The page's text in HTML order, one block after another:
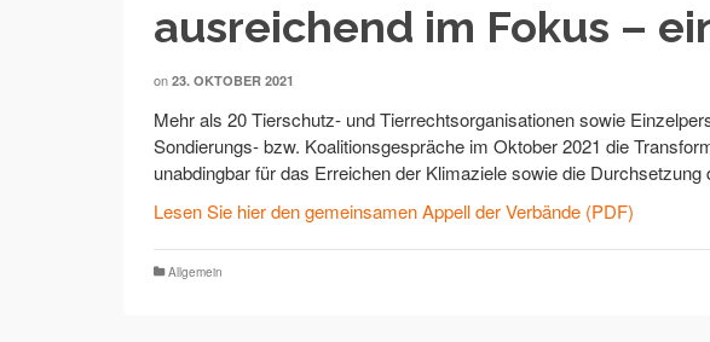
ausreichend im Fokus –
on 23. OKTOBER 2021
Mehr als 20 Tierschutz- und Tierrechtsorganisationen sowie
Sondierungs- bzw. Koalitionsgespräche im Oktober 2021 die
unabdingbar für das Erreichen der Klimaziele sowie die
Lesen Sie hier den gemeinsamen Appell der Verbände (PDF)
Allgemein